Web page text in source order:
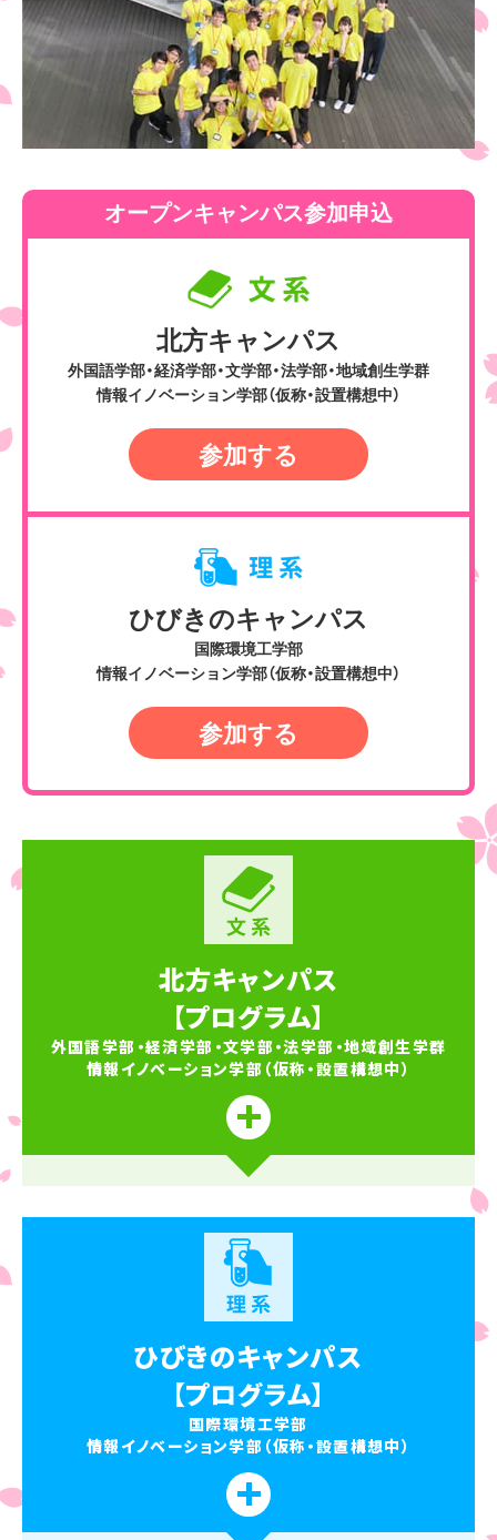
オープンキャンパス参加申込
北方キャンパス
外国語学部・経済学部・文学部・法学部・地域創生学群
情報イノベーション学部（仮称・設置構想中）
参加する
ひびきのキャンパス
国際環境工学部
情報イノベーション学部（仮称・設置構想中）
参加する
北方キャンパス
【プログラム】
外国語学部・経済学部・文学部・法学部・地域創生学群
情報イノベーション学部（仮称・設置構想中）
ひびきのキャンパス
【プログラム】
国際環境工学部
情報イノベーション学部（仮称・設置構想中）